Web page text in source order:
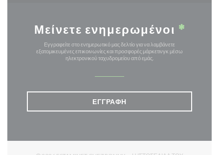
Μείνετε ενημερωμένοι *
Εγγραφείτε στο ενημερωτικό μας δελτίο για να λαμβάνετε
εξατομικευμένες επικοινωνίες και προσφορές μάρκετινγκ μέσω
ηλεκτρονικού ταχυδρομείου από εμάς.
ΕΓΓΡΑΦΉ